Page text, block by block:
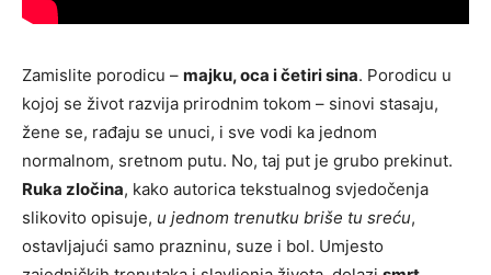
Zamislite porodicu – majku, oca i četiri sina. Porodicu u
kojoj se život razvija prirodnim tokom – sinovi stasaju,
žene se, rađaju se unuci, i sve vodi ka jednom
normalnom, sretnom putu. No, taj put je grubo prekinut.
Ruka zločina, kako autorica tekstualnog svjedočenja
slikovito opisuje, u jednom trenutku briše tu sreću,
ostavljajući samo prazninu, suze i bol. Umjesto